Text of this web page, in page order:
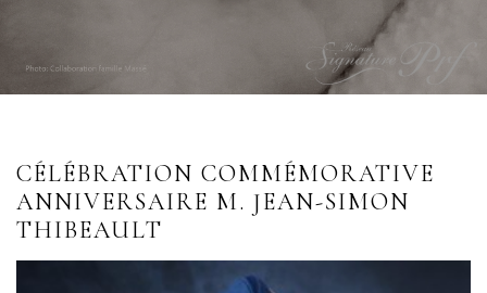
CÉLÉBRATION COMMÉMORATIVE
ANNIVERSAIRE M. JEAN-SIMON
THIBEAULT